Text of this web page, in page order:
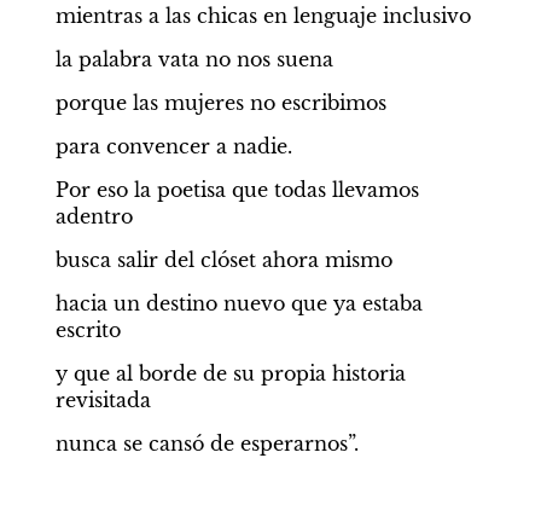
mientras a las chicas en lenguaje inclusivo
la palabra vata no nos suena
porque las mujeres no escribimos
para convencer a nadie.
Por eso la poetisa que todas llevamos
adentro
busca salir del clóset ahora mismo
hacia un destino nuevo que ya estaba
escrito
y que al borde de su propia historia
revisitada
nunca se cansó de esperarnos”.